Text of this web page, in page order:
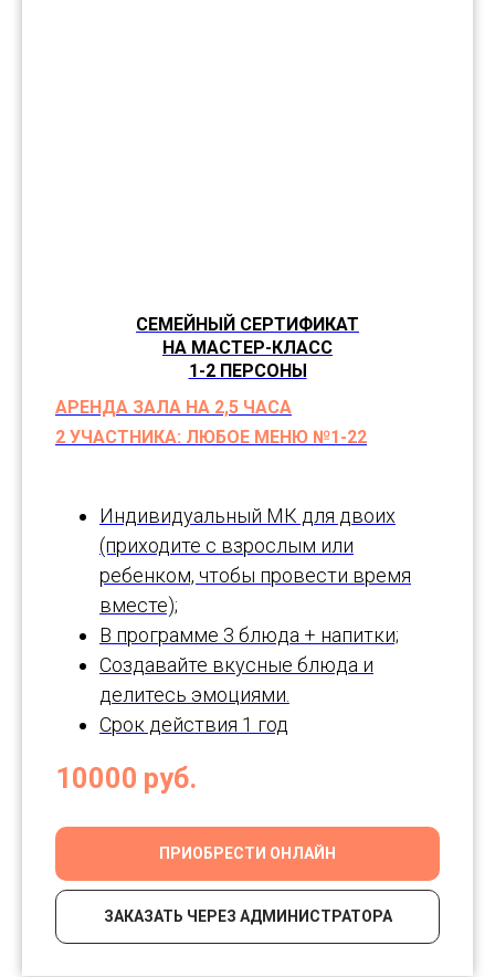
СЕМЕЙНЫЙ СЕРТИФИКАТ
НА МАСТЕР-КЛАСС
1-2 ПЕРСОНЫ
АРЕНДА ЗАЛА НА 2,5 ЧАСА
2 УЧАСТНИКА: ЛЮБОЕ МЕНЮ №1-22
Индивидуальный МК для двоих
(приходите с взрослым или
ребенком, чтобы провести время
вместе);
В программе 3 блюда + напитки;
Создавайте вкусные блюда и
делитесь эмоциями.
Срок действия 1 год
10000 руб.
ПРИОБРЕСТИ ОНЛАЙН
ЗАКАЗАТЬ ЧЕРЕЗ АДМИНИСТРАТОРА